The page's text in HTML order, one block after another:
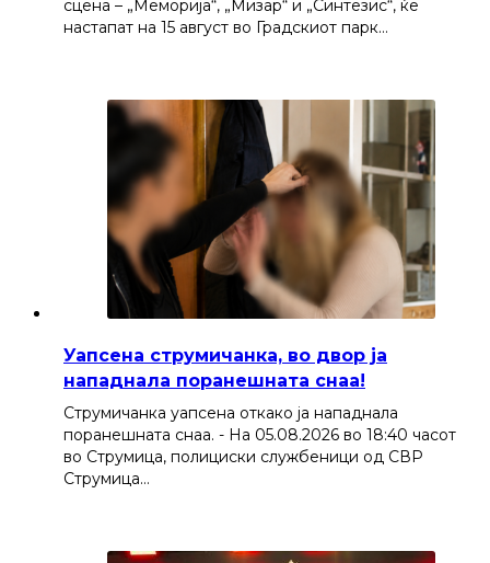
сцена – „Меморија“, „Мизар“ и „Синтезис“, ќе
настапат на 15 август во Градскиот парк…
Уапсена струмичанка, во двор ја
нападнала поранешната снаа!
Струмичанка уапсена откако ја нападнала
поранешната снаа. - На 05.08.2026 во 18:40 часот
во Струмица, полициски службеници од СВР
Струмица…